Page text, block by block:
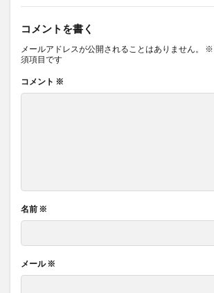
コメントを書く
メールアドレスが公開されることはありません。 ※
須項目です
コメント ※
名前 ※
メール※